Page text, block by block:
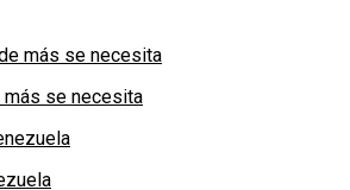
más se necesita